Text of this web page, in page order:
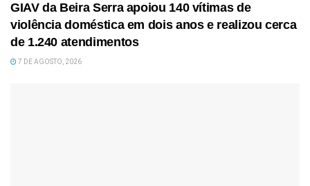
GIAV da Beira Serra apoiou 140 vítimas de
violência doméstica em dois anos e realizou cerca
de 1.240 atendimentos
7 DE AGOSTO, 2026